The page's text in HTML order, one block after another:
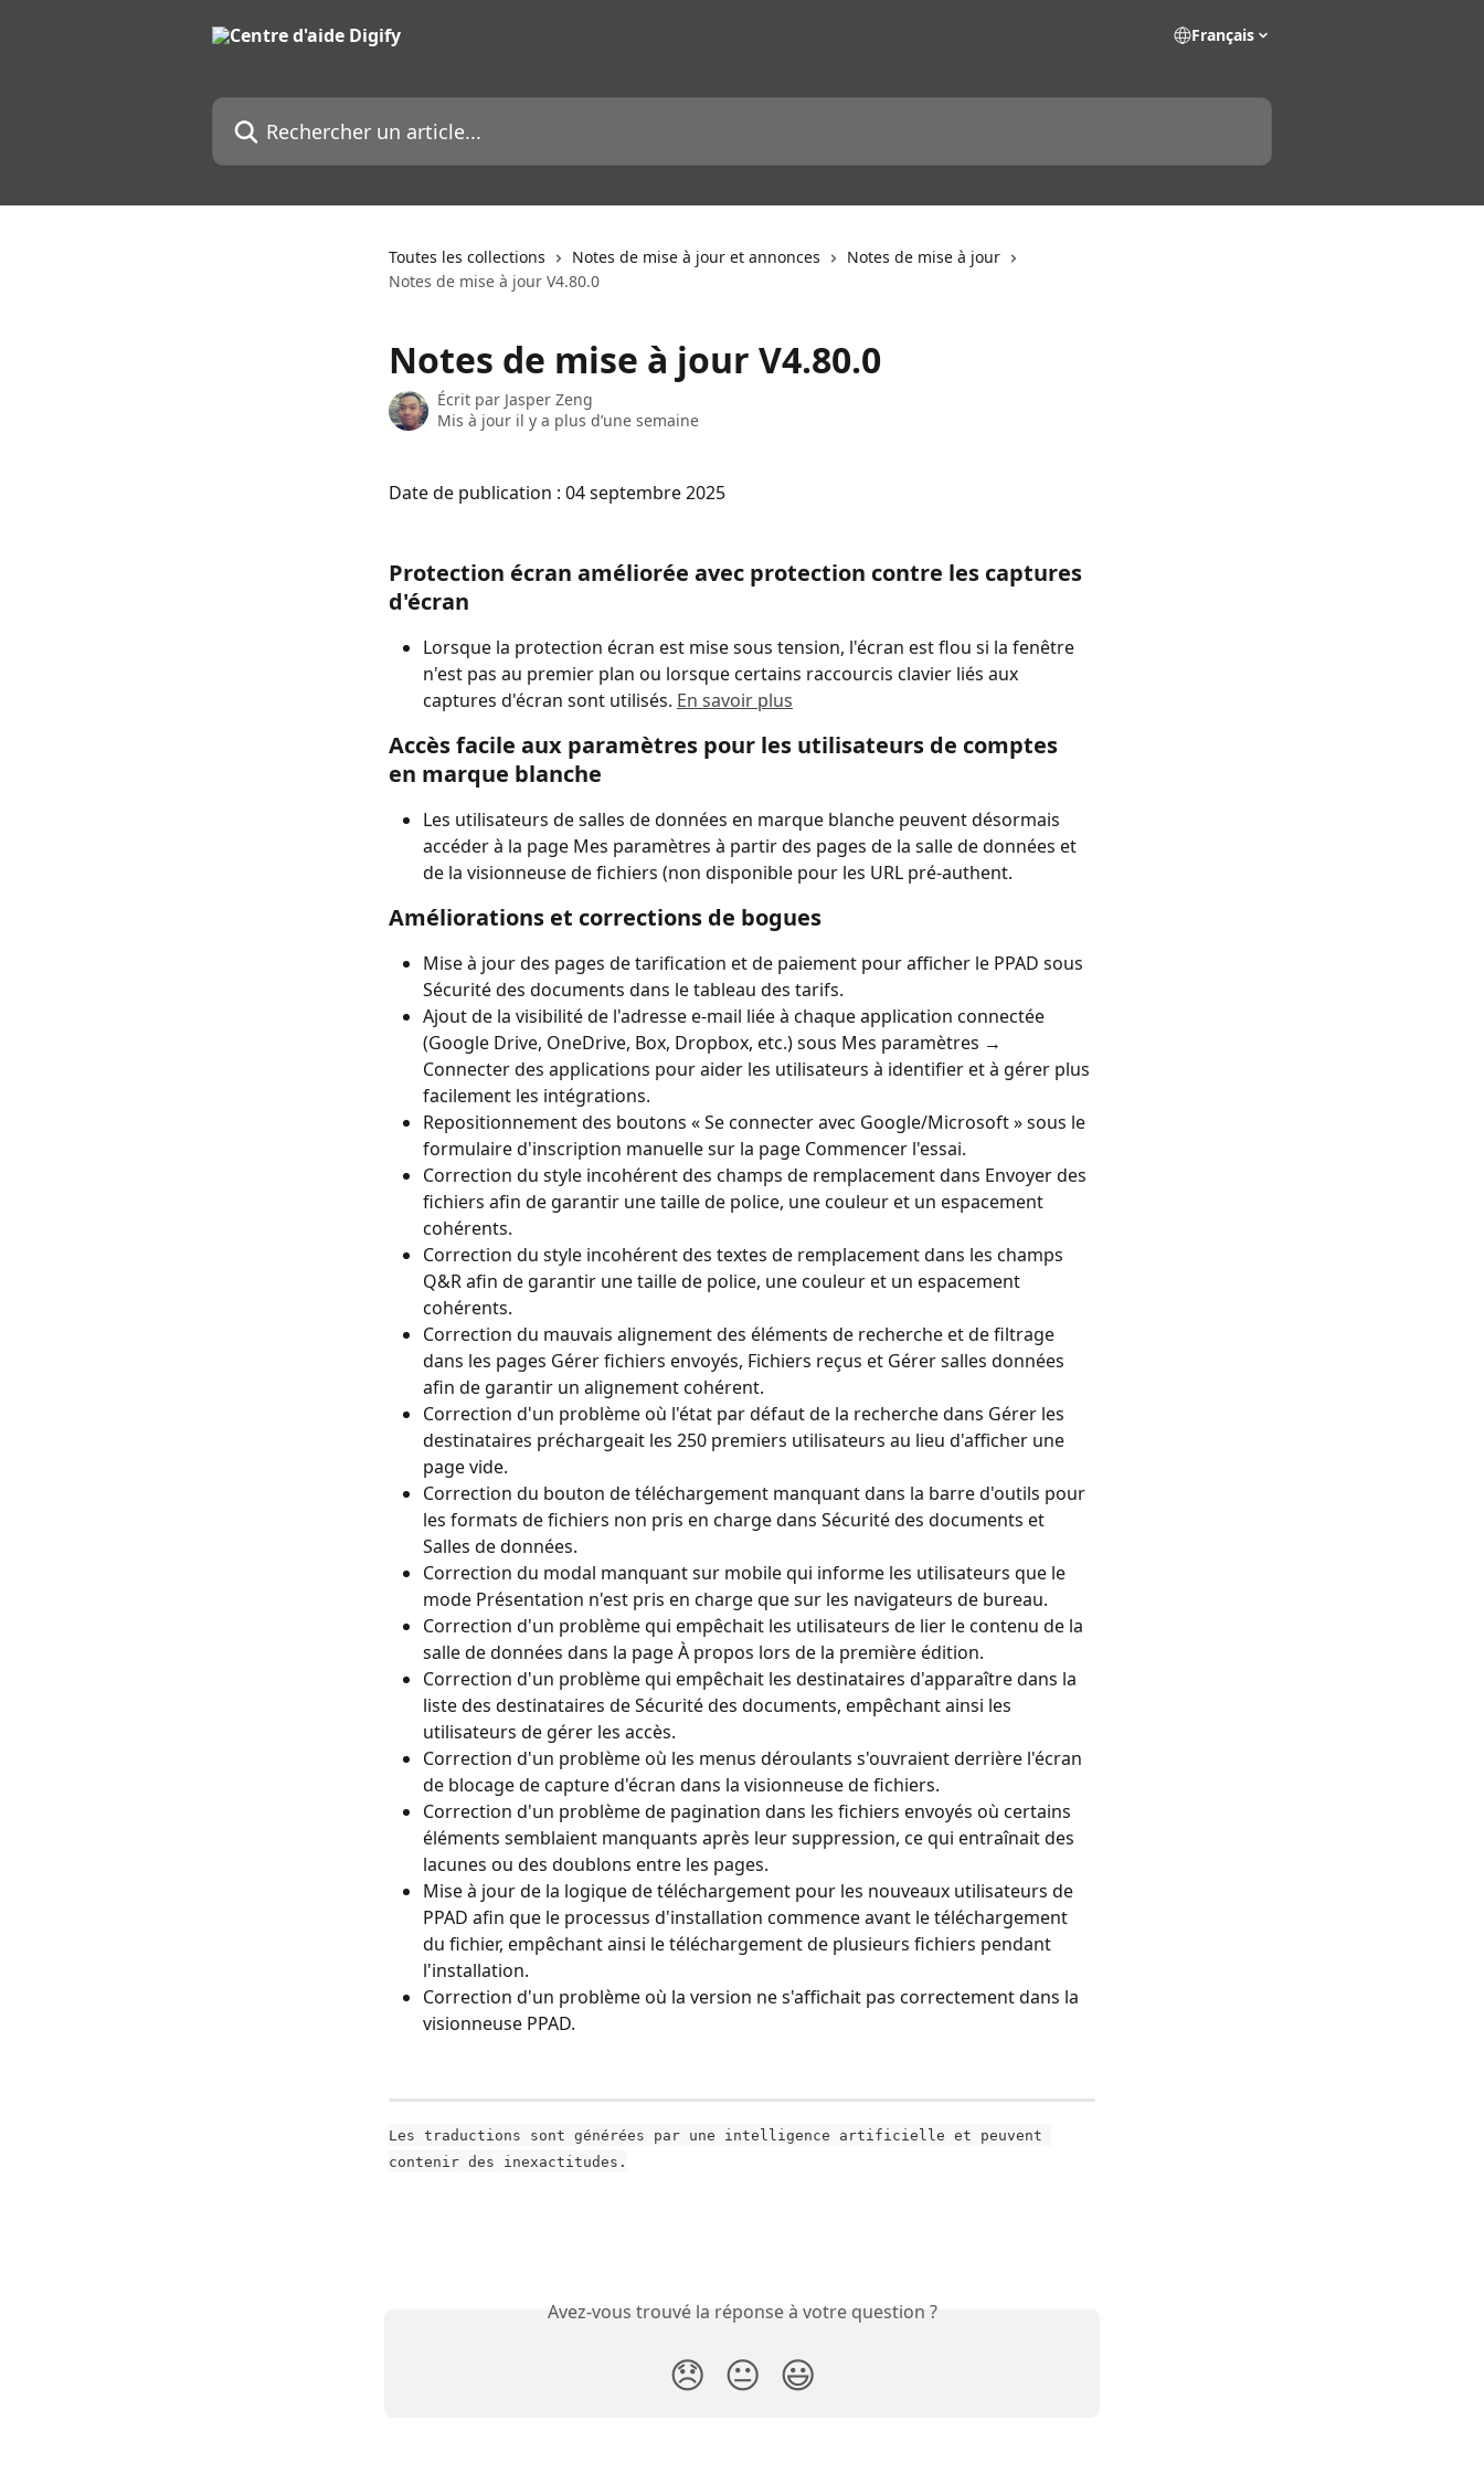
Français
Rechercher un article...
Toutes les collections Notes de mise à jour et annonces
Notes de mise à jour
Notes de mise à jour V4.80.0
Notes de mise à jour V4.80.0
Écrit par Jasper Zeng
Mis à jour il y a plus d’une semaine
Date de publication : 04 septembre 2025
Protection écran améliorée avec protection contre les captures
d'écran
Lorsque la protection écran est mise sous tension, l'écran est flou si la fenêtre
n'est pas au premier plan ou lorsque certains raccourcis clavier liés aux
captures d'écran sont utilisés. En savoir plus
Accès facile aux paramètres pour les utilisateurs de comptes
en marque blanche
Les utilisateurs de salles de données en marque blanche peuvent désormais
accéder à la page Mes paramètres à partir des pages de la salle de données et
de la visionneuse de fichiers (non disponible pour les URL pré-authent.
Améliorations et corrections de bogues
Mise à jour des pages de tarification et de paiement pour afficher le PPAD sous
Sécurité des documents dans le tableau des tarifs.
Ajout de la visibilité de l'adresse e-mail liée à chaque application connectée
(Google Drive, OneDrive, Box, Dropbox, etc.) sous Mes paramètres →
Connecter des applications pour aider les utilisateurs à identifier et à gérer plus
facilement les intégrations.
Repositionnement des boutons « Se connecter avec Google/Microsoft » sous le
formulaire d'inscription manuelle sur la page Commencer l'essai.
Correction du style incohérent des champs de remplacement dans Envoyer des
fichiers afin de garantir une taille de police, une couleur et un espacement
cohérents.
Correction du style incohérent des textes de remplacement dans les champs
Q&R afin de garantir une taille de police, une couleur et un espacement
cohérents.
Correction du mauvais alignement des éléments de recherche et de filtrage
dans les pages Gérer fichiers envoyés, Fichiers reçus et Gérer salles données
afin de garantir un alignement cohérent.
Correction d'un problème où l'état par défaut de la recherche dans Gérer les
destinataires préchargeait les 250 premiers utilisateurs au lieu d'afficher une
page vide.
Correction du bouton de téléchargement manquant dans la barre d'outils pour
les formats de fichiers non pris en charge dans Sécurité des documents et
Salles de données.
Correction du modal manquant sur mobile qui informe les utilisateurs que le
mode Présentation n'est pris en charge que sur les navigateurs de bureau.
Correction d'un problème qui empêchait les utilisateurs de lier le contenu de la
salle de données dans la page À propos lors de la première édition.
Correction d'un problème qui empêchait les destinataires d'apparaître dans la
liste des destinataires de Sécurité des documents, empêchant ainsi les
utilisateurs de gérer les accès.
Correction d'un problème où les menus déroulants s'ouvraient derrière l'écran
de blocage de capture d'écran dans la visionneuse de fichiers.
Correction d'un problème de pagination dans les fichiers envoyés où certains
éléments semblaient manquants après leur suppression, ce qui entraînait des
lacunes ou des doublons entre les pages.
Mise à jour de la logique de téléchargement pour les nouveaux utilisateurs de
PPAD afin que le processus d'installation commence avant le téléchargement
du fichier, empêchant ainsi le téléchargement de plusieurs fichiers pendant
l'installation.
Correction d'un problème où la version ne s'affichait pas correctement dans la
visionneuse PPAD.
Les traductions sont générées par une intelligence artificielle et peuvent
contenir des inexactitudes.
Avez-vous trouvé la réponse à votre question ?
😞 😐 😃